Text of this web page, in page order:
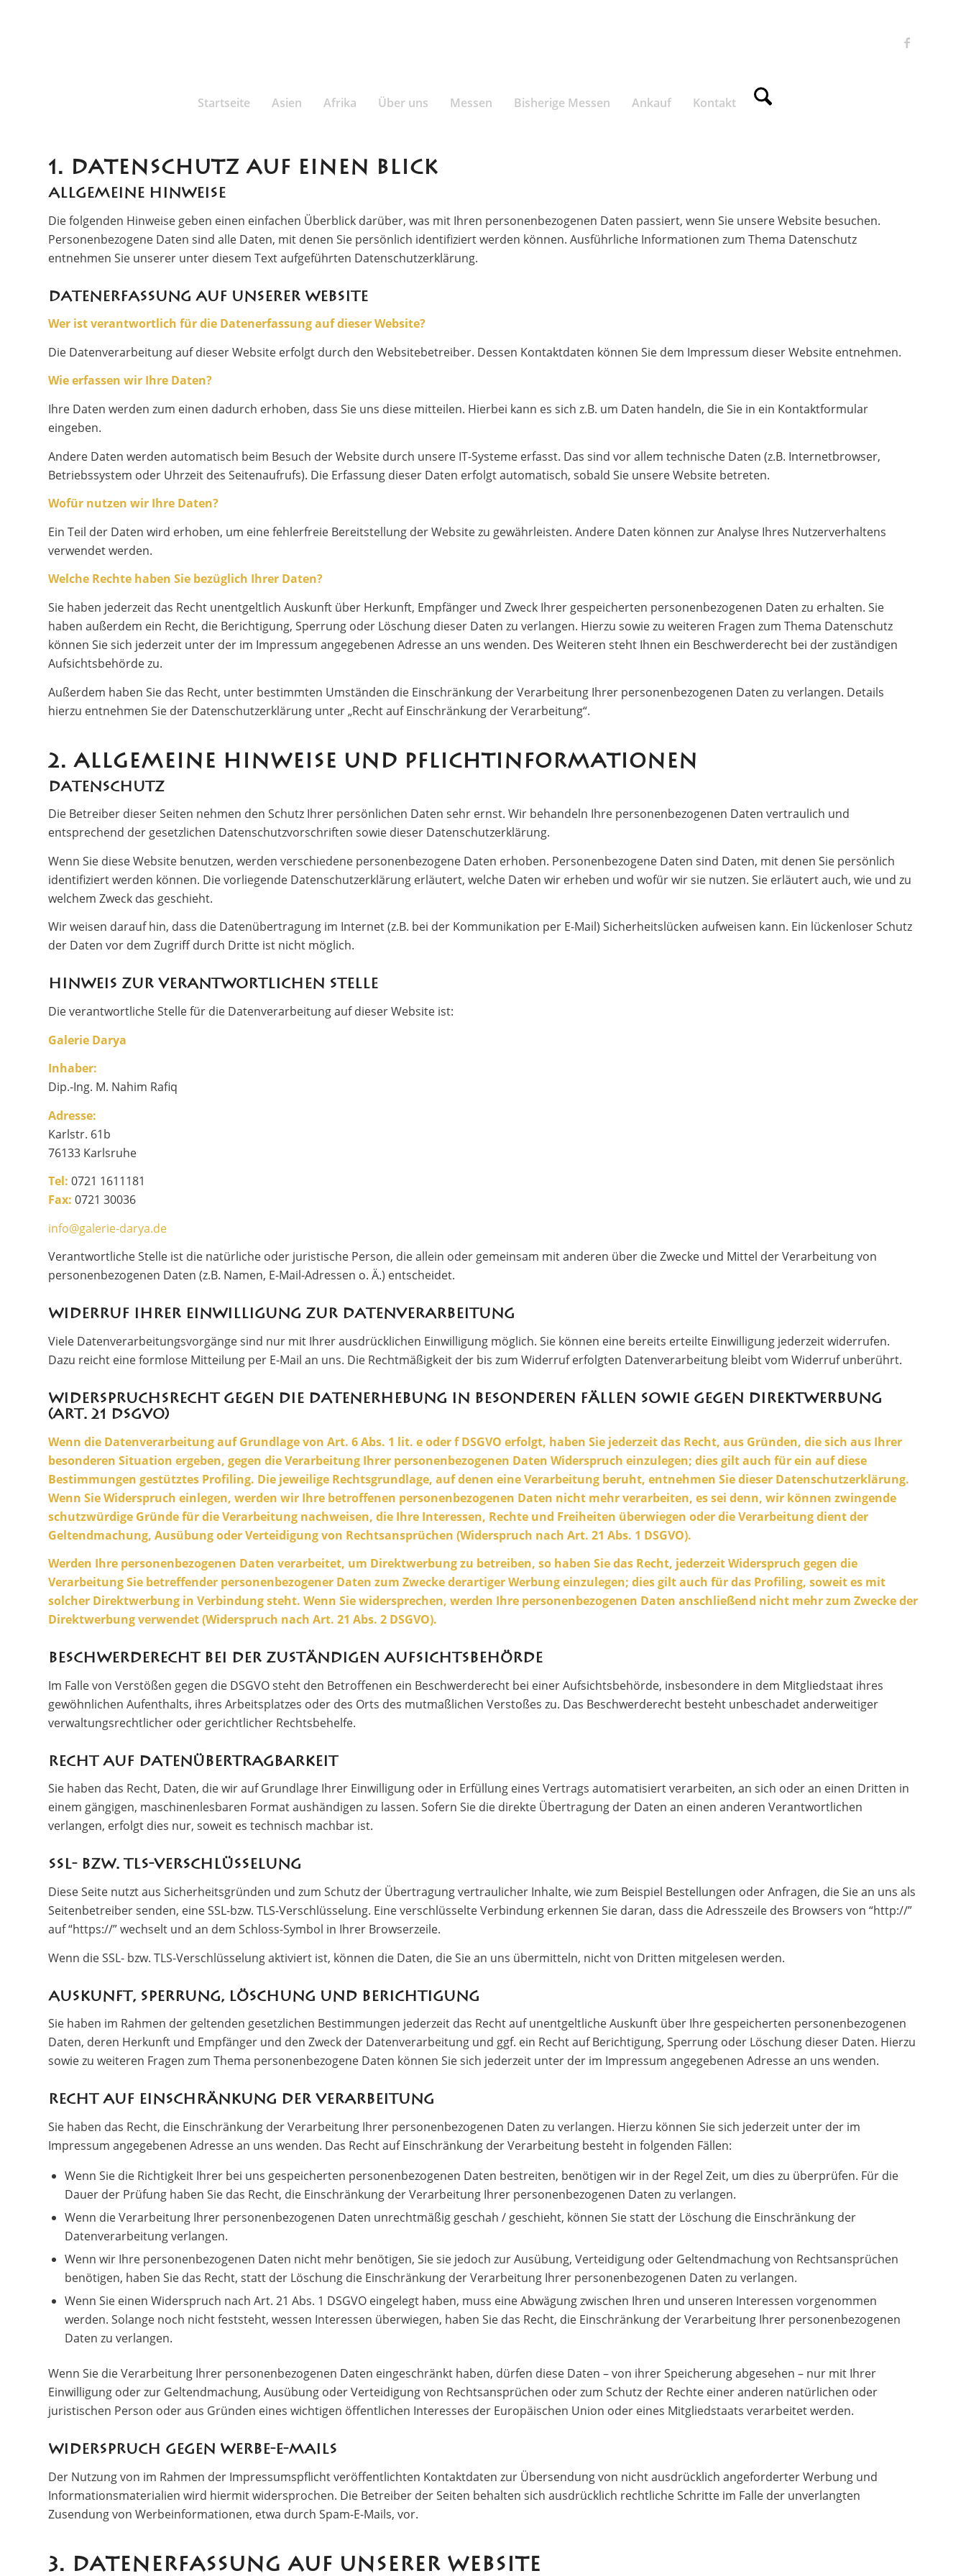
Startseite Asien Afrika Über uns Messen Bisherige Messen Ankauf Kontakt
1. DATENSCHUTZ AUF EINEN BLICK
Allgemeine Hinweise
Die folgenden Hinweise geben einen einfachen Überblick darüber, was mit Ihren personenbezogenen Daten passiert, wenn Sie unsere Website besuchen.
Personenbezogene Daten sind alle Daten, mit denen Sie persönlich identifiziert werden können. Ausführliche Informationen zum Thema Datenschutz
entnehmen Sie unserer unter diesem Text aufgeführten Datenschutzerklärung.
Datenerfassung auf unserer Website
Wer ist verantwortlich für die Datenerfassung auf dieser Website?
Die Datenverarbeitung auf dieser Website erfolgt durch den Websitebetreiber. Dessen Kontaktdaten können Sie dem Impressum dieser Website entnehmen.
Wie erfassen wir Ihre Daten?
Ihre Daten werden zum einen dadurch erhoben, dass Sie uns diese mitteilen. Hierbei kann es sich z.B. um Daten handeln, die Sie in ein Kontaktformular
eingeben.
Andere Daten werden automatisch beim Besuch der Website durch unsere IT-Systeme erfasst. Das sind vor allem technische Daten (z.B. Internetbrowser,
Betriebssystem oder Uhrzeit des Seitenaufrufs). Die Erfassung dieser Daten erfolgt automatisch, sobald Sie unsere Website betreten.
Wofür nutzen wir Ihre Daten?
Ein Teil der Daten wird erhoben, um eine fehlerfreie Bereitstellung der Website zu gewährleisten. Andere Daten können zur Analyse Ihres Nutzerverhaltens
verwendet werden.
Welche Rechte haben Sie bezüglich Ihrer Daten?
Sie haben jederzeit das Recht unentgeltlich Auskunft über Herkunft, Empfänger und Zweck Ihrer gespeicherten personenbezogenen Daten zu erhalten. Sie
haben außerdem ein Recht, die Berichtigung, Sperrung oder Löschung dieser Daten zu verlangen. Hierzu sowie zu weiteren Fragen zum Thema Datenschutz
können Sie sich jederzeit unter der im Impressum angegebenen Adresse an uns wenden. Des Weiteren steht Ihnen ein Beschwerderecht bei der zuständigen
Aufsichtsbehörde zu.
Außerdem haben Sie das Recht, unter bestimmten Umständen die Einschränkung der Verarbeitung Ihrer personenbezogenen Daten zu verlangen. Details
hierzu entnehmen Sie der Datenschutzerklärung unter „Recht auf Einschränkung der Verarbeitung“.
2. ALLGEMEINE HINWEISE UND PFLICHTINFORMATIONEN
Datenschutz
Die Betreiber dieser Seiten nehmen den Schutz Ihrer persönlichen Daten sehr ernst. Wir behandeln Ihre personenbezogenen Daten vertraulich und
entsprechend der gesetzlichen Datenschutzvorschriften sowie dieser Datenschutzerklärung.
Wenn Sie diese Website benutzen, werden verschiedene personenbezogene Daten erhoben. Personenbezogene Daten sind Daten, mit denen Sie persönlich
identifiziert werden können. Die vorliegende Datenschutzerklärung erläutert, welche Daten wir erheben und wofür wir sie nutzen. Sie erläutert auch, wie und zu
welchem Zweck das geschieht.
Wir weisen darauf hin, dass die Datenübertragung im Internet (z.B. bei der Kommunikation per E-Mail) Sicherheitslücken aufweisen kann. Ein lückenloser Schutz
der Daten vor dem Zugriff durch Dritte ist nicht möglich.
Hinweis zur verantwortlichen Stelle
Die verantwortliche Stelle für die Datenverarbeitung auf dieser Website ist:
Galerie Darya
Inhaber:
Dip.-Ing. M. Nahim Rafiq
Adresse:
Karlstr. 61b
76133 Karlsruhe
Tel: 0721 1611181
Fax: 0721 30036
info@galerie-darya.de
Verantwortliche Stelle ist die natürliche oder juristische Person, die allein oder gemeinsam mit anderen über die Zwecke und Mittel der Verarbeitung von
personenbezogenen Daten (z.B. Namen, E-Mail-Adressen o. Ä.) entscheidet.
Widerruf Ihrer Einwilligung zur Datenverarbeitung
Viele Datenverarbeitungsvorgänge sind nur mit Ihrer ausdrücklichen Einwilligung möglich. Sie können eine bereits erteilte Einwilligung jederzeit widerrufen.
Dazu reicht eine formlose Mitteilung per E-Mail an uns. Die Rechtmäßigkeit der bis zum Widerruf erfolgten Datenverarbeitung bleibt vom Widerruf unberührt.
Widerspruchsrecht gegen die Datenerhebung in besonderen Fällen sowie gegen Direktwerbung
(Art. 21 DSGVO)
Wenn die Datenverarbeitung auf Grundlage von Art. 6 Abs. 1 lit. e oder f DSGVO erfolgt, haben Sie jederzeit das Recht, aus Gründen, die sich aus Ihrer
besonderen Situation ergeben, gegen die Verarbeitung Ihrer personenbezogenen Daten Widerspruch einzulegen; dies gilt auch für ein auf diese
Bestimmungen gestütztes Profiling. Die jeweilige Rechtsgrundlage, auf denen eine Verarbeitung beruht, entnehmen Sie dieser Datenschutzerklärung.
Wenn Sie Widerspruch einlegen, werden wir Ihre betroffenen personenbezogenen Daten nicht mehr verarbeiten, es sei denn, wir können zwingende
schutzwürdige Gründe für die Verarbeitung nachweisen, die Ihre Interessen, Rechte und Freiheiten überwiegen oder die Verarbeitung dient der
Geltendmachung, Ausübung oder Verteidigung von Rechtsansprüchen (Widerspruch nach Art. 21 Abs. 1 DSGVO).
Werden Ihre personenbezogenen Daten verarbeitet, um Direktwerbung zu betreiben, so haben Sie das Recht, jederzeit Widerspruch gegen die
Verarbeitung Sie betreffender personenbezogener Daten zum Zwecke derartiger Werbung einzulegen; dies gilt auch für das Profiling, soweit es mit
solcher Direktwerbung in Verbindung steht. Wenn Sie widersprechen, werden Ihre personenbezogenen Daten anschließend nicht mehr zum Zwecke der
Direktwerbung verwendet (Widerspruch nach Art. 21 Abs. 2 DSGVO).
Beschwerderecht bei der zuständigen Aufsichtsbehörde
Im Falle von Verstößen gegen die DSGVO steht den Betroffenen ein Beschwerderecht bei einer Aufsichtsbehörde, insbesondere in dem Mitgliedstaat ihres
gewöhnlichen Aufenthalts, ihres Arbeitsplatzes oder des Orts des mutmaßlichen Verstoßes zu. Das Beschwerderecht besteht unbeschadet anderweitiger
verwaltungsrechtlicher oder gerichtlicher Rechtsbehelfe.
Recht auf Datenübertragbarkeit
Sie haben das Recht, Daten, die wir auf Grundlage Ihrer Einwilligung oder in Erfüllung eines Vertrags automatisiert verarbeiten, an sich oder an einen Dritten in
einem gängigen, maschinenlesbaren Format aushändigen zu lassen. Sofern Sie die direkte Übertragung der Daten an einen anderen Verantwortlichen
verlangen, erfolgt dies nur, soweit es technisch machbar ist.
SSL- bzw. TLS-Verschlüsselung
Diese Seite nutzt aus Sicherheitsgründen und zum Schutz der Übertragung vertraulicher Inhalte, wie zum Beispiel Bestellungen oder Anfragen, die Sie an uns als
Seitenbetreiber senden, eine SSL-bzw. TLS-Verschlüsselung. Eine verschlüsselte Verbindung erkennen Sie daran, dass die Adresszeile des Browsers von “http://”
auf “https://” wechselt und an dem Schloss-Symbol in Ihrer Browserzeile.
Wenn die SSL- bzw. TLS-Verschlüsselung aktiviert ist, können die Daten, die Sie an uns übermitteln, nicht von Dritten mitgelesen werden.
Auskunft, Sperrung, Löschung und Berichtigung
Sie haben im Rahmen der geltenden gesetzlichen Bestimmungen jederzeit das Recht auf unentgeltliche Auskunft über Ihre gespeicherten personenbezogenen
Daten, deren Herkunft und Empfänger und den Zweck der Datenverarbeitung und ggf. ein Recht auf Berichtigung, Sperrung oder Löschung dieser Daten. Hierzu
sowie zu weiteren Fragen zum Thema personenbezogene Daten können Sie sich jederzeit unter der im Impressum angegebenen Adresse an uns wenden.
Recht auf Einschränkung der Verarbeitung
Sie haben das Recht, die Einschränkung der Verarbeitung Ihrer personenbezogenen Daten zu verlangen. Hierzu können Sie sich jederzeit unter der im
Impressum angegebenen Adresse an uns wenden. Das Recht auf Einschränkung der Verarbeitung besteht in folgenden Fällen:
Wenn Sie die Richtigkeit Ihrer bei uns gespeicherten personenbezogenen Daten bestreiten, benötigen wir in der Regel Zeit, um dies zu überprüfen. Für die
Dauer der Prüfung haben Sie das Recht, die Einschränkung der Verarbeitung Ihrer personenbezogenen Daten zu verlangen.
Wenn die Verarbeitung Ihrer personenbezogenen Daten unrechtmäßig geschah / geschieht, können Sie statt der Löschung die Einschränkung der
Datenverarbeitung verlangen.
Wenn wir Ihre personenbezogenen Daten nicht mehr benötigen, Sie sie jedoch zur Ausübung, Verteidigung oder Geltendmachung von Rechtsansprüchen
benötigen, haben Sie das Recht, statt der Löschung die Einschränkung der Verarbeitung Ihrer personenbezogenen Daten zu verlangen.
Wenn Sie einen Widerspruch nach Art. 21 Abs. 1 DSGVO eingelegt haben, muss eine Abwägung zwischen Ihren und unseren Interessen vorgenommen
werden. Solange noch nicht feststeht, wessen Interessen überwiegen, haben Sie das Recht, die Einschränkung der Verarbeitung Ihrer personenbezogenen
Daten zu verlangen.
Wenn Sie die Verarbeitung Ihrer personenbezogenen Daten eingeschränkt haben, dürfen diese Daten – von ihrer Speicherung abgesehen – nur mit Ihrer
Einwilligung oder zur Geltendmachung, Ausübung oder Verteidigung von Rechtsansprüchen oder zum Schutz der Rechte einer anderen natürlichen oder
juristischen Person oder aus Gründen eines wichtigen öffentlichen Interesses der Europäischen Union oder eines Mitgliedstaats verarbeitet werden.
Widerspruch gegen Werbe-E-Mails
Der Nutzung von im Rahmen der Impressumspflicht veröffentlichten Kontaktdaten zur Übersendung von nicht ausdrücklich angeforderter Werbung und
Informationsmaterialien wird hiermit widersprochen. Die Betreiber der Seiten behalten sich ausdrücklich rechtliche Schritte im Falle der unverlangten
Zusendung von Werbeinformationen, etwa durch Spam-E-Mails, vor.
3. DATENERFASSUNG AUF UNSERER WEBSITE